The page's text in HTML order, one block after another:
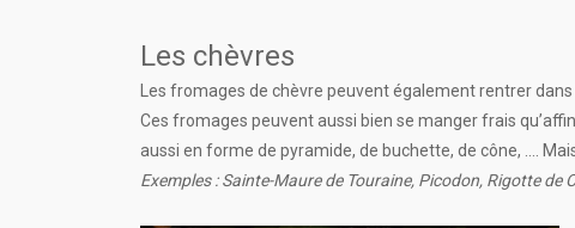
Les chèvres
Les fromages de chèvre peuvent également rentrer
Ces fromages peuvent aussi bien se manger frais
aussi en forme de pyramide, de buchette, de cône, ….
Exemples : Sainte-Maure de Touraine, Picodon, Rigotte de